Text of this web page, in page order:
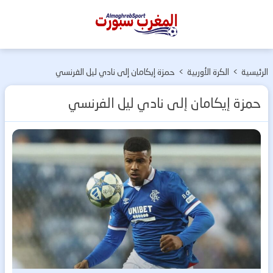
المغرب
الرئيسية > الكرة الأوربية > حمزة إيكامان إلى نادي ليل الفرنسي
حمزة إيكامان إلى نادي ليل الفرنسي